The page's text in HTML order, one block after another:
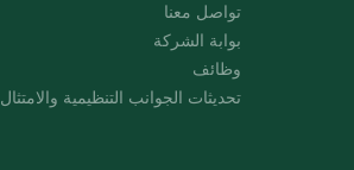
تواصل معنا
بوابة الشركة
وظائف
تحديثات الجوانب التنظيمية والامتثال